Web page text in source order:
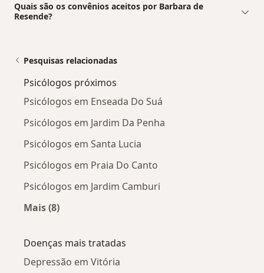
Quais são os convênios aceitos por Barbara de
Resende?
Pesquisas relacionadas
Psicólogos próximos
Psicólogos em Enseada Do Suá
Psicólogos em Jardim Da Penha
Psicólogos em Santa Lucia
Psicólogos em Praia Do Canto
Psicólogos em Jardim Camburi
Mais (8)
Doenças mais tratadas
Depressão em Vitória